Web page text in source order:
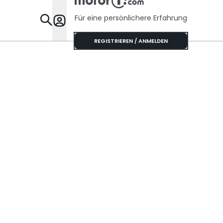
Specials
Für eine persönlichere Erfahrung
REGISTRIEREN / ANMELDEN